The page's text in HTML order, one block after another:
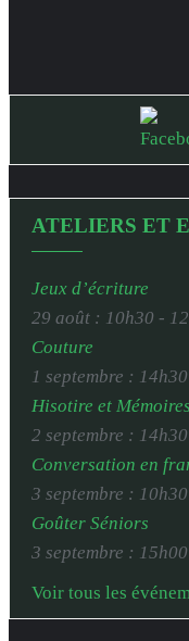
ATELIERS ET
Jeux d’écriture
29 août : 10h30 -
Couture
1 septembre : 14h30
Hisotire et Mémoires
2 septembre : 14h30
Conversation en
3 septembre : 10h30
Goûter Séniors
3 septembre : 15h00
Voir tous les